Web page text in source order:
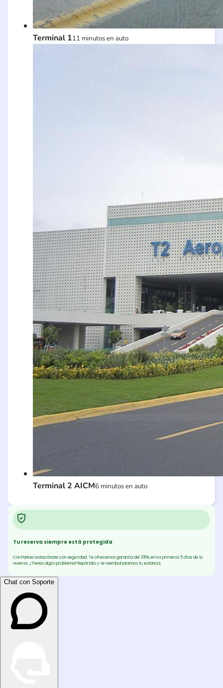
Terminal 111 minutos en auto
Terminal 2 AICM6 minutos en auto
Tu reserva siempre está protegida
Con Parkeo estaciónate con seguridad. Te ofrecemos garantía del 100% en los primeros 5 días de tu
reserva. ¿Tienes algún problema? Repórtalo y te reembolsaremos tu estancia.
Chat con Soporte